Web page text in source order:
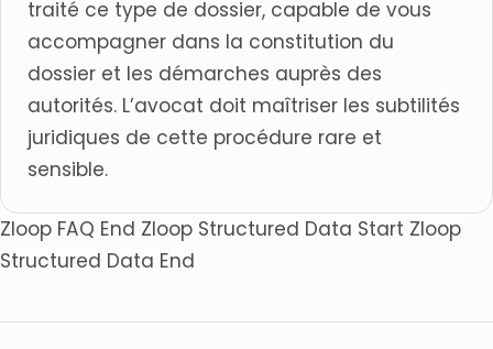
traité ce type de dossier, capable de vous
accompagner dans la constitution du
dossier et les démarches auprès des
autorités. L’avocat doit maîtriser les subtilités
juridiques de cette procédure rare et
sensible.
Zloop FAQ End Zloop Structured Data Start Zloop
Structured Data End